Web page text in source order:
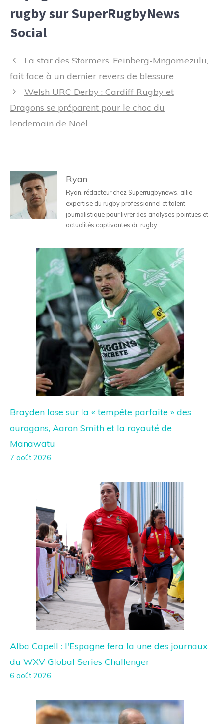
rugby sur SuperRugbyNews
Social
Navigation
des
La star des Stormers, Feinberg-Mngomezulu,
fait face à un dernier revers de blessure
Welsh URC Derby : Cardiff Rugby et
Dragons se préparent pour le choc du
lendemain de Noël
Ryan
Ryan, rédacteur chez Superrugbynews, allie
expertise du rugby professionnel et talent
journalistique pour livrer des analyses pointues et
actualités captivantes du rugby.
Brayden Iose sur la « tempête parfaite » des
ouragans, Aaron Smith et la royauté de
Manawatu
7 août 2026
Alba Capell : l'Espagne fera la une des journaux
du WXV Global Series Challenger
6 août 2026